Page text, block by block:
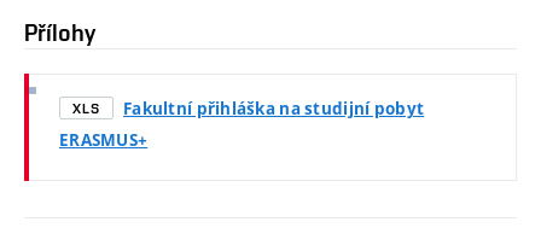
Přílohy
XLS
Fakultní přihláška na studijní pobyt
ERASMUS+